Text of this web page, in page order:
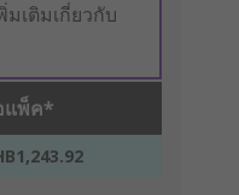
มเติมเกี่ยวกับ
แพ็ค*